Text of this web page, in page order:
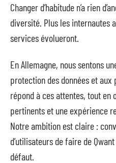
Changer d’habitude n’a rien
diversité. Plus les internautes
services évolueront.
En Allemagne, nous sentons
protection des données et
répond à ces attentes, tout
pertinents et une expérience
Notre ambition est claire :
d’utilisateurs de faire de
défaut.